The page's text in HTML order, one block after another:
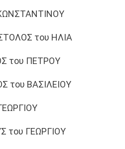
του ΗΛΙΑ
του ΠΕΤΡΟΥ
του ΒΑΣΙΛΕΙΟΥ
του ΓΕΩΡΓΙΟΥ